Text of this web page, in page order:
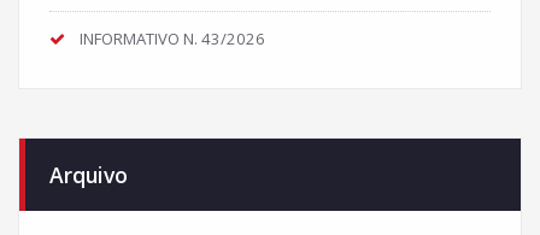
INFORMATIVO N. 43/2026
Arquivo